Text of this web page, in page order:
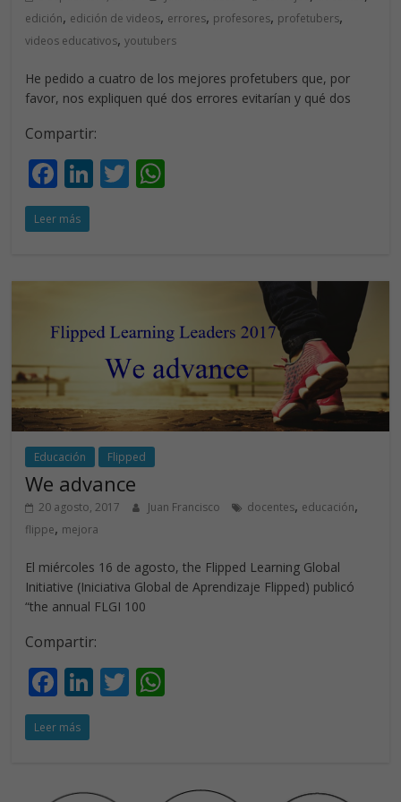
edición, edición de videos, errores, profesores, profetubers,
videos educativos,youtubers
He pedido a cuatro de los mejores profetubers que, por
favor, nos expliquen qué dos errores evitarían y qué dos
Compartir:
F
ac
e
o
o
k
Li
dI
n
T
A
p
p
Leer más
Educación Flipped
We advance
20 agosto, 2017 Juan Francisco docentes, educación,
flippe, mejora
El miércoles 16 de agosto, the Flipped Learning Global
Initiative (Iniciativa Global de Aprendizaje Flipped) publicó
“the annual FLGI 100
Compartir:
F
ac
e
Li T
Leer más